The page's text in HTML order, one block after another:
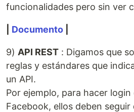
funcionalidades pero sin ver
Documento
9) API REST : Digamos que
reglas y estándares que
un API.
Por ejemplo, para hacer
Facebook, ellos deben seguir